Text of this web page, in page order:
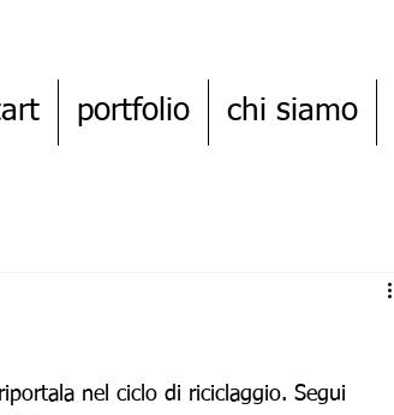
portfolio chi siamo
nel ciclo di riciclaggio. Segui